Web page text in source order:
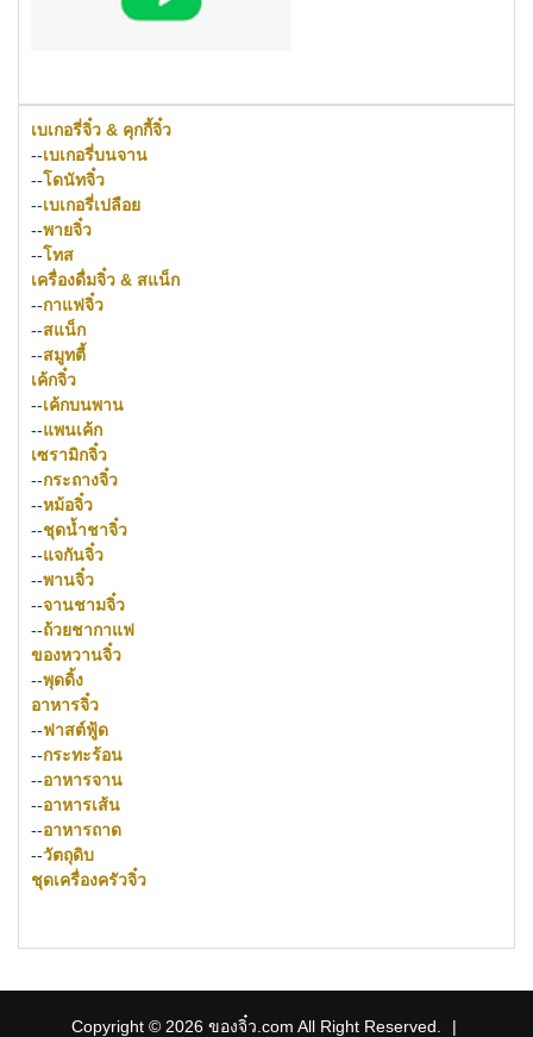
เบเกอรี่จิ๋ว & คุกกี้จิ๋ว
--เบเกอรี่บนจาน
--โดนัทจิ๋ว
--เบเกอรี่เปลือย
--พายจิ๋ว
--โทส
เครื่องดื่มจิ๋ว & สแน็ก
--กาแฟจิ๋ว
--สแน็ก
--สมูทตี้
เค้กจิ๋ว
--เค้กบนพาน
--แพนเค้ก
เซรามิกจิ๋ว
--กระถางจิ๋ว
--หม้อจิ๋ว
--ชุดน้ำชาจิ๋ว
--แจกันจิ๋ว
--พานจิ๋ว
--จานชามจิ๋ว
--ถ้วยชากาแฟ
ของหวานจิ๋ว
--พุดดิ้ง
อาหารจิ๋ว
--ฟาสต์ฟู้ด
--กระทะร้อน
--อาหารจาน
--อาหารเส้น
--อาหารถาด
--วัตถุดิบ
ชุดเครื่องครัวจิ๋ว
Copyright © 2026 ของจิ๋ว.com All Right Reserved. |